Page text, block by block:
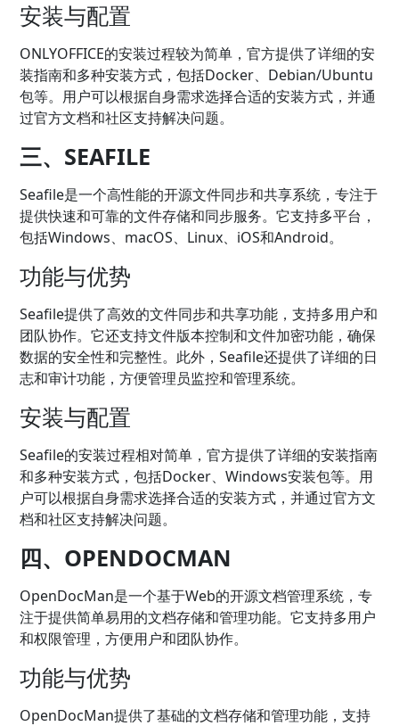
安装与配置
ONLYOFFICE的安装过程较为简单，官方提供了详细的安
装指南和多种安装方式，包括Docker、Debian/Ubuntu
包等。用户可以根据自身需求选择合适的安装方式，并通
过官方文档和社区支持解决问题。
三、SEAFILE
Seafile是一个高性能的开源文件同步和共享系统，专注于
提供快速和可靠的文件存储和同步服务。它支持多平台，
包括Windows、macOS、Linux、iOS和Android。
功能与优势
Seafile提供了高效的文件同步和共享功能，支持多用户和
团队协作。它还支持文件版本控制和文件加密功能，确保
数据的安全性和完整性。此外，Seafile还提供了详细的日
志和审计功能，方便管理员监控和管理系统。
安装与配置
Seafile的安装过程相对简单，官方提供了详细的安装指南
和多种安装方式，包括Docker、Windows安装包等。用
户可以根据自身需求选择合适的安装方式，并通过官方文
档和社区支持解决问题。
四、OPENDOCMAN
OpenDocMan是一个基于Web的开源文档管理系统，专
注于提供简单易用的文档存储和管理功能。它支持多用户
和权限管理，方便用户和团队协作。
功能与优势
OpenDocMan提供了基础的文档存储和管理功能，支持